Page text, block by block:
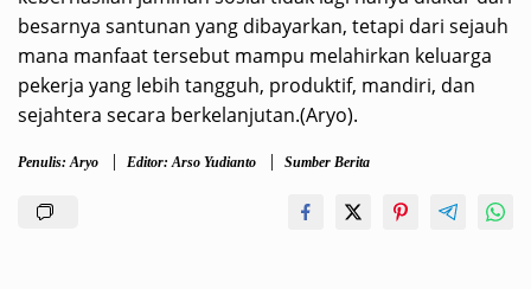
besarnya santunan yang dibayarkan, tetapi dari sejauh
mana manfaat tersebut mampu melahirkan keluarga
pekerja yang lebih tangguh, produktif, mandiri, dan
sejahtera secara berkelanjutan.(Aryo).
Penulis: Aryo Editor: Arso Yudianto Sumber Berita